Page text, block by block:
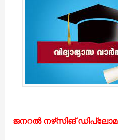
ജനറൽ നഴ്‌സിങ് ഡിപ്ലോമ